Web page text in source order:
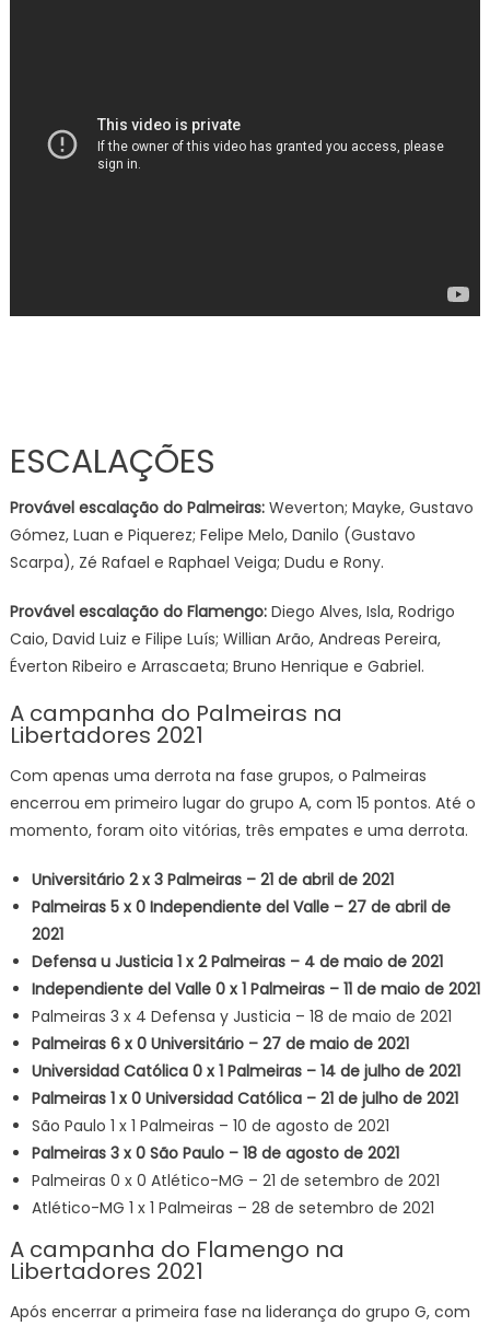
ESCALAÇÕES
Provável escalação do Palmeiras: Weverton; Mayke, Gustavo
Gómez, Luan e Piquerez; Felipe Melo, Danilo (Gustavo
Scarpa), Zé Rafael e Raphael Veiga; Dudu e Rony.
Provável escalação do Flamengo: Diego Alves, Isla, Rodrigo
Caio, David Luiz e Filipe Luís; Willian Arão, Andreas Pereira,
Éverton Ribeiro e Arrascaeta; Bruno Henrique e Gabriel.
A campanha do Palmeiras na
Libertadores 2021
Com apenas uma derrota na fase grupos, o Palmeiras
encerrou em primeiro lugar do grupo A, com 15 pontos. Até o
momento, foram oito vitórias, três empates e uma derrota.
Universitário 2 x 3 Palmeiras – 21 de abril de 2021
Palmeiras 5 x 0 Independiente del Valle – 27 de abril de
2021
Defensa u Justicia 1 x 2 Palmeiras – 4 de maio de 2021
Independiente del Valle 0 x 1 Palmeiras – 11 de maio de 2021
Palmeiras 3 x 4 Defensa y Justicia – 18 de maio de 2021
Palmeiras 6 x 0 Universitário – 27 de maio de 2021
Universidad Católica 0 x 1 Palmeiras – 14 de julho de 2021
Palmeiras 1 x 0 Universidad Católica – 21 de julho de 2021
São Paulo 1 x 1 Palmeiras – 10 de agosto de 2021
Palmeiras 3 x 0 São Paulo – 18 de agosto de 2021
Palmeiras 0 x 0 Atlético-MG – 21 de setembro de 2021
Atlético-MG 1 x 1 Palmeiras – 28 de setembro de 2021
A campanha do Flamengo na
Libertadores 2021
Após encerrar a primeira fase na liderança do grupo G, com